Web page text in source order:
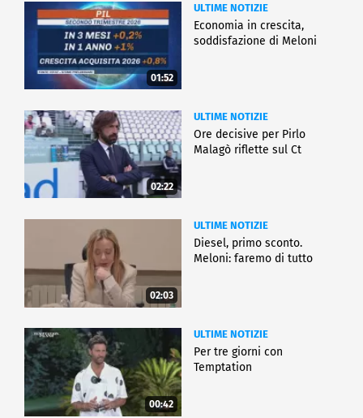
01:52
ULTIME NOTIZIE
Economia in crescita,
soddisfazione di Meloni
02:22
ULTIME NOTIZIE
Ore decisive per Pirlo
Malagò riflette sul Ct
02:03
ULTIME NOTIZIE
Diesel, primo sconto.
Meloni: faremo di tutto
00:42
ULTIME NOTIZIE
Per tre giorni con
Temptation